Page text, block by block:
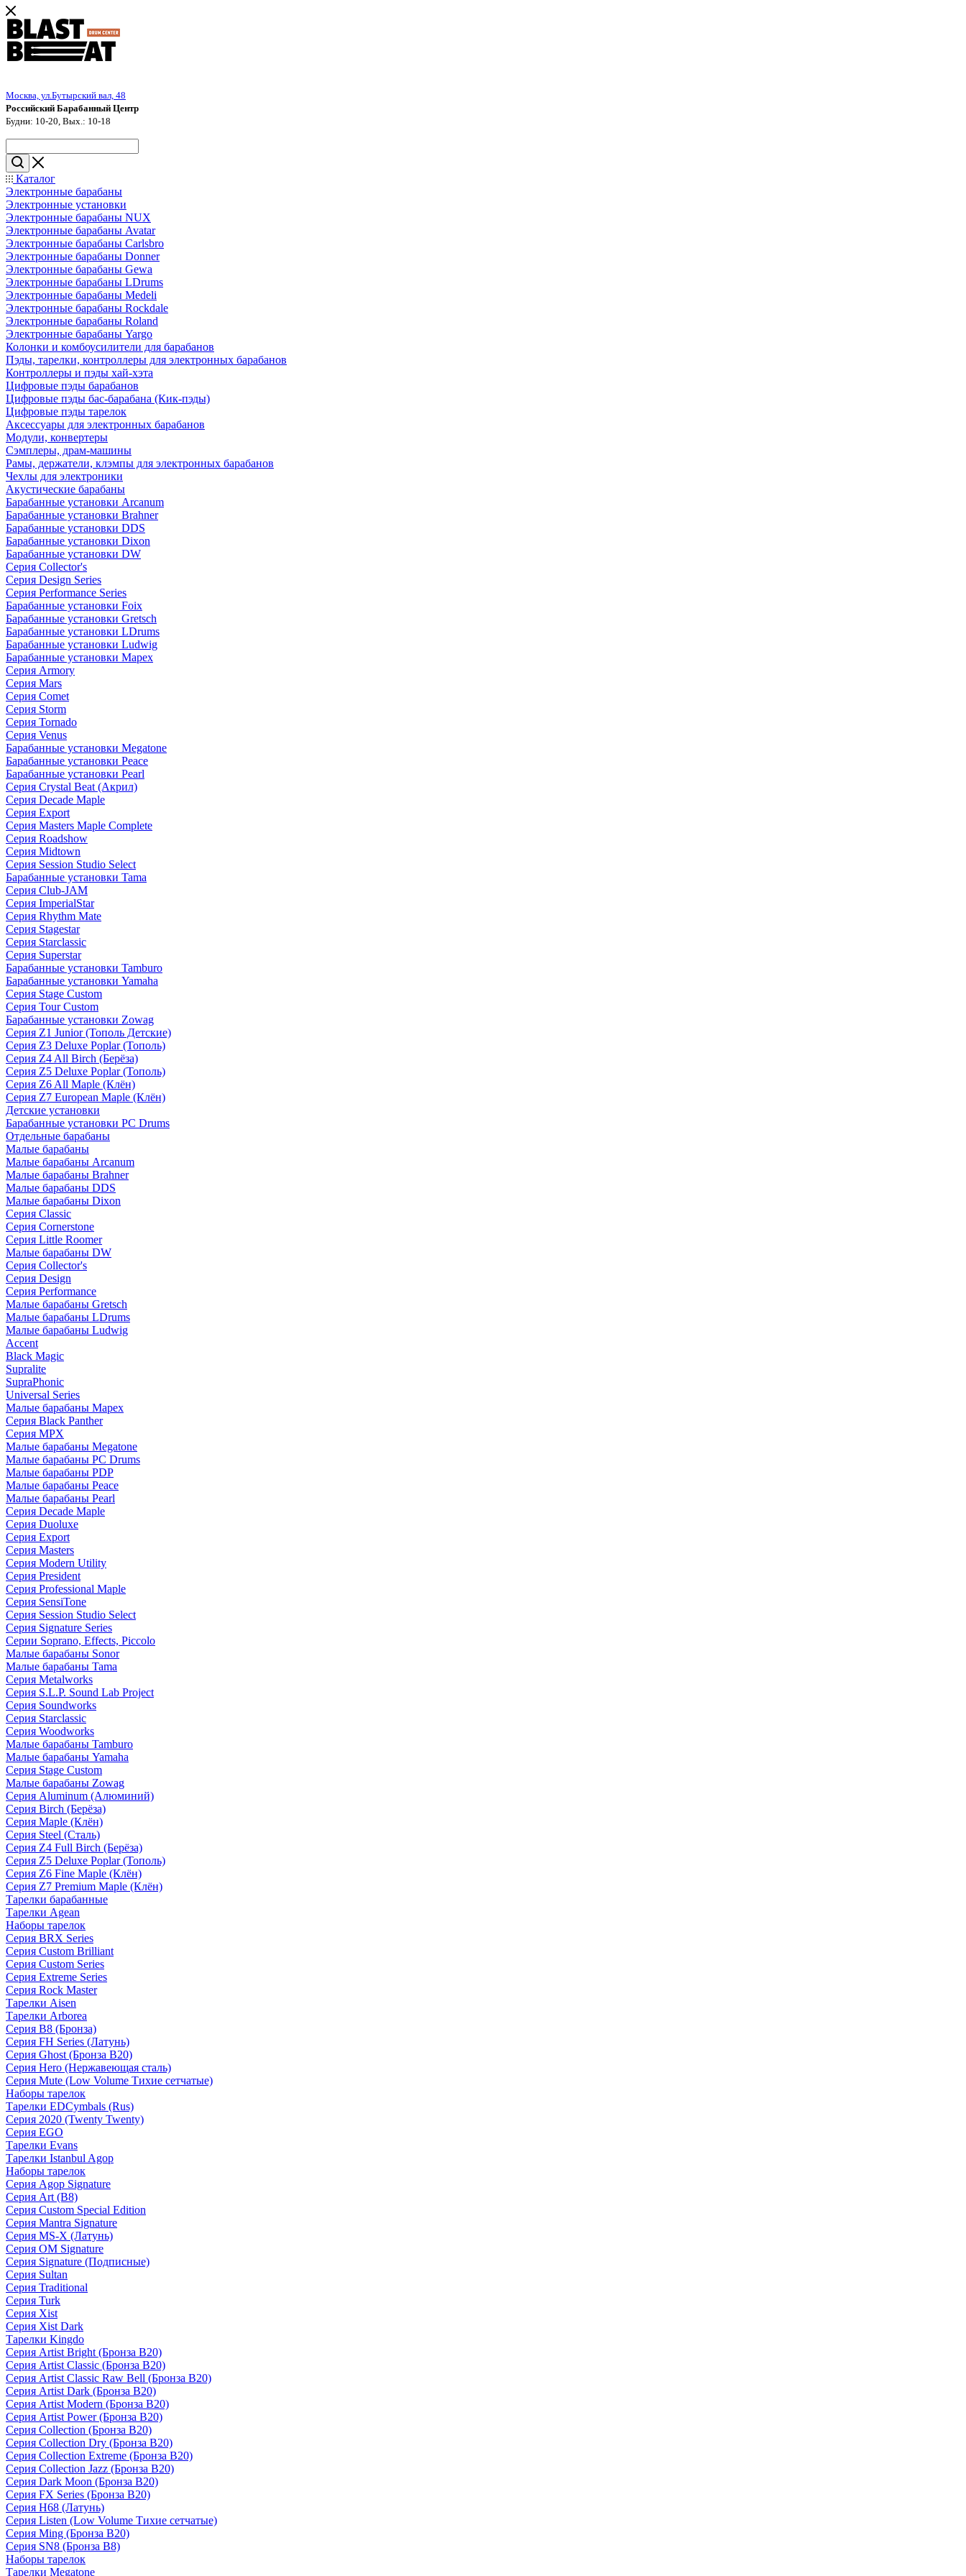
Москва, ул.Бутырский вал, 48
Российский Барабанный Центр
Будни: 10-20, Вых.: 10-18
Каталог
Электронные барабаны
Электронные установки
Электронные барабаны NUX
Электронные барабаны Avatar
Электронные барабаны Carlsbro
Электронные барабаны Donner
Электронные барабаны Gewa
Электронные барабаны LDrums
Электронные барабаны Medeli
Электронные барабаны Rockdale
Электронные барабаны Roland
Электронные барабаны Yargo
Колонки и комбоусилители для барабанов
Пэды, тарелки, контроллеры для электронных барабанов
Контроллеры и пэды хай-хэта
Цифровые пэды барабанов
Цифровые пэды бас-барабана (Кик-пэды)
Цифровые пэды тарелок
Аксессуары для электронных барабанов
Модули, конвертеры
Сэмплеры, драм-машины
Рамы, держатели, клэмпы для электронных барабанов
Чехлы для электроники
Акустические барабаны
Барабанные установки Arcanum
Барабанные установки Brahner
Барабанные установки DDS
Барабанные установки Dixon
Барабанные установки DW
Серия Collector's
Серия Design Series
Серия Performance Series
Барабанные установки Foix
Барабанные установки Gretsch
Барабанные установки LDrums
Барабанные установки Ludwig
Барабанные установки Mapex
Серия Armory
Серия Mars
Серия Comet
Серия Storm
Серия Tornado
Серия Venus
Барабанные установки Megatone
Барабанные установки Peace
Барабанные установки Pearl
Серия Crystal Beat (Акрил)
Серия Decade Maple
Серия Export
Серия Masters Maple Complete
Серия Roadshow
Серия Midtown
Серия Session Studio Select
Барабанные установки Tama
Серия Club-JAM
Серия ImperialStar
Серия Rhythm Mate
Серия Stagestar
Серия Starclassic
Серия Superstar
Барабанные установки Tamburo
Барабанные установки Yamaha
Серия Stage Custom
Серия Tour Custom
Барабанные установки Zowag
Серия Z1 Junior (Тополь Детские)
Серия Z3 Deluxe Poplar (Тополь)
Серия Z4 All Birch (Берёза)
Серия Z5 Deluxe Poplar (Тополь)
Серия Z6 All Maple (Клён)
Серия Z7 European Maple (Клён)
Детские установки
Барабанные установки PC Drums
Отдельные барабаны
Малые барабаны
Малые барабаны Arcanum
Малые барабаны Brahner
Малые барабаны DDS
Малые барабаны Dixon
Серия Classic
Серия Cornerstone
Серия Little Roomer
Малые барабаны DW
Серия Collector's
Серия Design
Серия Performance
Малые барабаны Gretsch
Малые барабаны LDrums
Малые барабаны Ludwig
Accent
Black Magic
Supralite
SupraPhonic
Universal Series
Малые барабаны Mapex
Серия Black Panther
Серия MPX
Малые барабаны Megatone
Малые барабаны PC Drums
Малые барабаны PDP
Малые барабаны Peace
Малые барабаны Pearl
Серия Decade Maple
Серия Duoluxe
Серия Export
Серия Masters
Серия Modern Utility
Серия President
Серия Professional Maple
Серия SensiTone
Серия Session Studio Select
Серия Signature Series
Серии Soprano, Effects, Piccolo
Малые барабаны Sonor
Малые барабаны Tama
Серия Metalworks
Серия S.L.P. Sound Lab Project
Серия Soundworks
Серия Starclassic
Серия Woodworks
Малые барабаны Tamburo
Малые барабаны Yamaha
Серия Stage Custom
Малые барабаны Zowag
Серия Aluminum (Алюминий)
Серия Birch (Берёза)
Серия Maple (Клён)
Серия Steel (Сталь)
Серия Z4 Full Birch (Берёза)
Серия Z5 Deluxe Poplar (Тополь)
Серия Z6 Fine Maple (Клён)
Серия Z7 Premium Maple (Клён)
Тарелки барабанные
Тарелки Agean
Наборы тарелок
Серия BRX Series
Серия Custom Brilliant
Серия Custom Series
Серия Extreme Series
Серия Rock Master
Тарелки Aisen
Тарелки Arborea
Серия B8 (Бронза)
Серия FH Series (Латунь)
Серия Ghost (Бронза B20)
Серия Hero (Нержавеющая сталь)
Серия Mute (Low Volume Тихие сетчатые)
Наборы тарелок
Тарелки EDCymbals (Rus)
Серия 2020 (Twenty Twenty)
Серия EGO
Тарелки Evans
Тарелки Istanbul Agop
Наборы тарелок
Серия Agop Signature
Серия Art (B8)
Серия Custom Special Edition
Серия Mantra Signature
Серия MS-X (Латунь)
Серия OM Signature
Серия Signature (Подписные)
Серия Sultan
Серия Traditional
Серия Turk
Серия Xist
Серия Xist Dark
Тарелки Kingdo
Серия Artist Bright (Бронза B20)
Серия Artist Classic (Бронза B20)
Серия Artist Classic Raw Bell (Бронза B20)
Серия Artist Dark (Бронза B20)
Серия Artist Modern (Бронза B20)
Серия Artist Power (Бронза B20)
Серия Collection (Бронза B20)
Серия Collection Dry (Бронза B20)
Серия Collection Extreme (Бронза B20)
Серия Collection Jazz (Бронза B20)
Серия Dark Moon (Бронза B20)
Серия FX Series (Бронза B20)
Серия H68 (Латунь)
Серия Listen (Low Volume Тихие сетчатые)
Серия Ming (Бронза B20)
Серия SN8 (Бронза B8)
Наборы тарелок
Тарелки Megatone